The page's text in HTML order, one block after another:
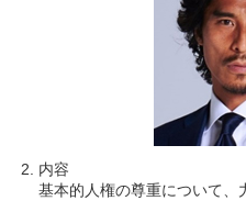
内容
基本的人権の尊重について、